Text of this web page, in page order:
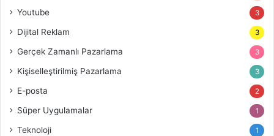
Youtube 3
Dijital Reklam 3
Gerçek Zamanlı Pazarlama 3
Kişiselleştirilmiş Pazarlama 3
E-posta 2
Süper Uygulamalar 1
Teknoloji 1